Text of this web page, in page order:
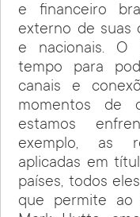
e financeiro
externo de suas
e nacionais. O
tempo para
canais e
momentos de
estamos
exemplo, as
aplicadas em
países, todos
que permite ao